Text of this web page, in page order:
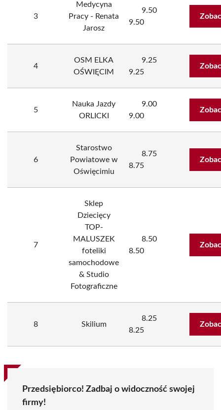
3
Medycyna
Pracy - Renata
Jarosz
9.50
9.50
4
OSM ELKA
OŚWIĘCIM
9.25
9.25
5
Nauka Jazdy
ORLICKI
9.00
9.00
6
Starostwo
Powiatowe w
Oświęcimiu
8.75
8.75
7
Sklep
Dziecięcy
TOP-
MALUSZEK
foteliki
samochodowe
& Studio
Fotograficzne
8.50
8.50
8 Skilium
8.25
8.25
Przedsiębiorco! Zadbaj o widoczność swojej
firmy!